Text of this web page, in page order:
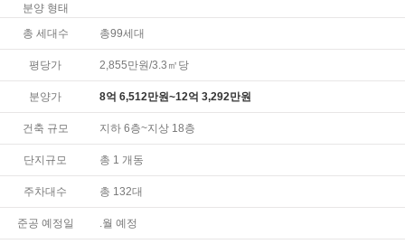
분양 형태
총 세대수
총99세대
평당가 2,855만원/3.3㎡당
분양가 8억 6,512만원~12억 3,292만원
건축 규모 지하 6층~지상 18층
단지규모 총 1 개동
주차대수 총 132대
준공 예정일 .월 예정